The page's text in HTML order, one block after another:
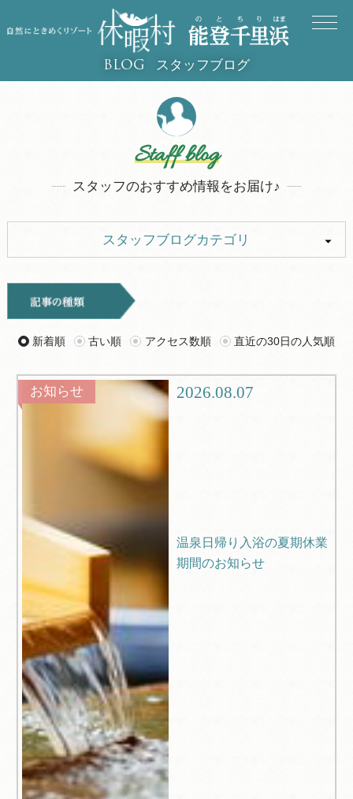
BLOG スタッフブログ
Staff blog
スタッフのおすすめ情報をお届け♪
スタッフブログカテゴリ
キャンプ
旅行記 ツアー
グルメ
新着順 古い順 アクセス数順 直近の30日の人気順
お知らせ 2026.08.07
温泉日帰り入浴の夏期休業
期間のお知らせ